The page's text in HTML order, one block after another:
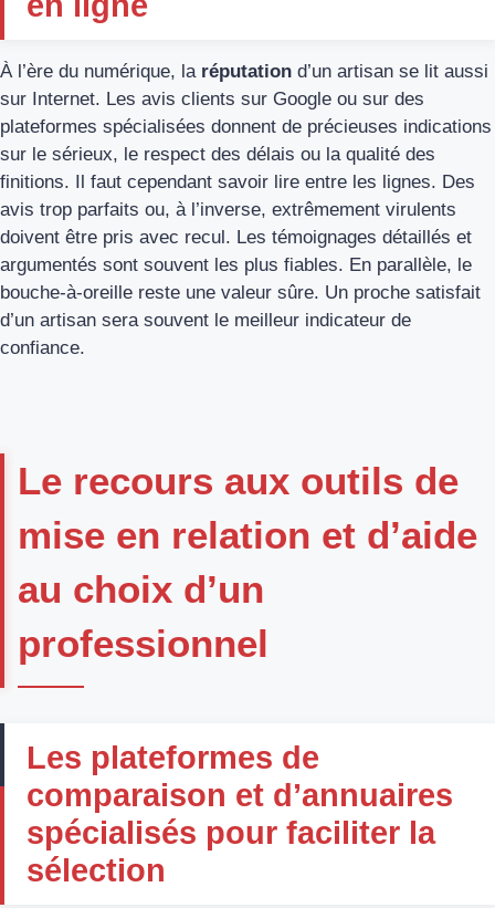
À l’ère du numérique, la réputation d’un artisan se lit aussi
sur Internet. Les avis clients sur Google ou sur des
plateformes spécialisées donnent de précieuses indications
sur le sérieux, le respect des délais ou la qualité des
finitions. Il faut cependant savoir lire entre les lignes. Des
avis trop parfaits ou, à l’inverse, extrêmement virulents
doivent être pris avec recul. Les témoignages détaillés et
argumentés sont souvent les plus fiables. En parallèle, le
bouche-à-oreille reste une valeur sûre. Un proche satisfait
d’un artisan sera souvent le meilleur indicateur de
confiance.
Le recours aux outils de
mise en relation et d’aide
au choix d’un
professionnel
Les plateformes de
comparaison et d’annuaires
spécialisés pour faciliter la
sélection